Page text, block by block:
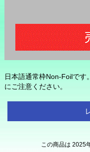
日本語通常枠Non-Foilです
にご注意ください。
この商品は 2025